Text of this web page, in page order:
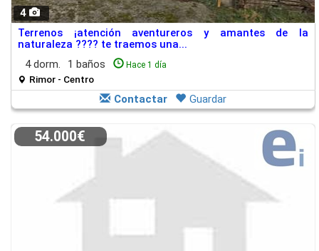
4
Terrenos ¡atención aventureros y amantes de la
naturaleza ???? te traemos una...
4 dorm.
1 baños Hace 1 día
Rimor - Centro
Contactar Guardar
54.000€